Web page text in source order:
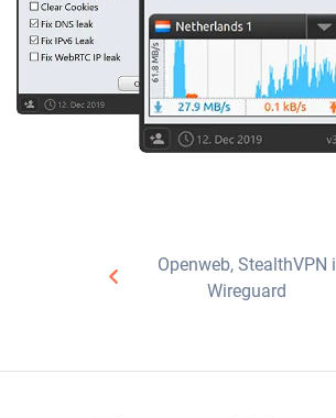
Openweb, StealthVPN i
Wireguard